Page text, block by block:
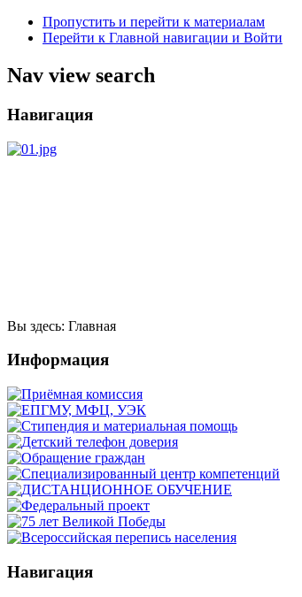
Пропустить и перейти к материалам
Перейти к Главной навигации и Войти
Nav view search
Навигация
Вы здесь: Главная
Информация
Навигация